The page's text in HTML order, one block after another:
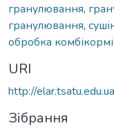
гранулювання,
гранулювання,
обробка
URI
http://
Зібрання